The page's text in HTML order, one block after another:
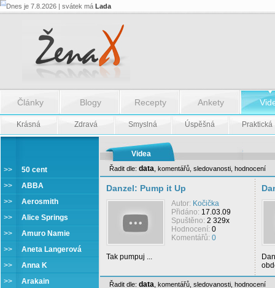
Dnes je 7.8.2026 | svátek má Lada
Články Blogy Recepty Ankety
Krásná Zdravá Smyslná Úspěšná Praktická
>> 50 cent
>> ABBA
>> Aerosmith
>> Alice Springs
>> Amuro Namie
>> Aneta Langerová
>> Anna K
>> Arakain
Videa
Danzel
Řadit dle: data komentářů sledovanosti hodnocení
Danzel: Pump it Up
Autor: Kočička
Přidáno: 17.03.09
Spuštěno: 2 329x
Hodnocení: 0
Komentářů: 0
Tak pumpuj ...
Řadit dle: data komentářů sledovanosti hodnocení